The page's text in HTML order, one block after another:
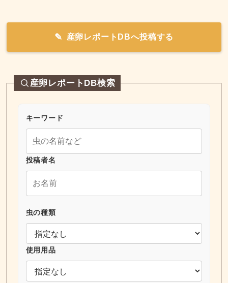
産卵レポートDBへ投稿する
産卵レポートDB検索
キーワード
投稿者名
虫の種類
使用用品